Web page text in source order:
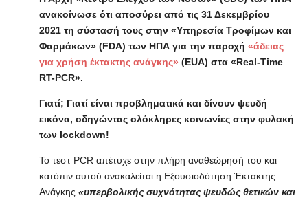
ανακοίνωσε ότι αποσύρει από τις 31 Δεκεμβρίου
2021 τη σύστασή τους στην «Υπηρεσία Τροφίμων και
Φαρμάκων» (FDA) των ΗΠΑ για την παροχή «άδειας
για χρήση έκτακτης ανάγκης» (EUA) στα «Real-Time
RT-PCR».
Γιατί; Γιατί είναι προβληματικά και δίνουν ψευδή
εικόνα, οδηγώντας ολόκληρες κοινωνίες στην φυλακή
των lockdown!
Το τεστ PCR απέτυχε στην πλήρη αναθεώρησή του και
κατόπιν αυτού ανακαλείται η Εξουσιοδότηση Έκτακτης
Ανάγκης «υπερβολικής συχνότητας ψευδώς θετικών και